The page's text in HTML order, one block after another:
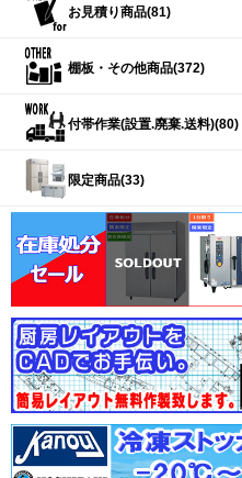
お見積り商品(81)
棚板・その他商品(372)
付帯作業(設置.廃棄.送料)(80)
限定商品(33)